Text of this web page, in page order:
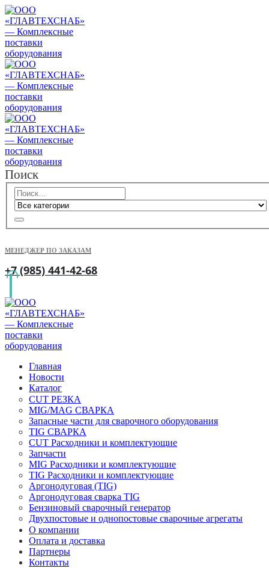
Поиск
МЕНЕДЖЕР ПО ЗАКАЗАМ
+7 (985) 441-42-68
Главная
Новости
Каталог
CUT РЕЗКА
MIG/MAG СВАРКА
Запасные части для сварочного оборудования
TIG СВАРКА
CUT Расходники и комплектующие
Запчасти
MIG Расходники и комплектующие
TIG Расходники и комплектующие
Аргонодуговая (TIG)
Аргонодуговая сварка TIG
Бензиновый сварочный генератор
Двухпостовые и однопостовые сварочные агрегаты
О компании
Оплата и доставка
Партнеры
Контакты